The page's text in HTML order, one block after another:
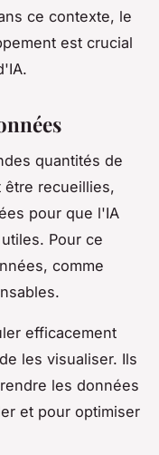
ce contexte, le
est crucial
quantités de
recueillies,
pour que l'IA
Pour ce
comme
efficacement
les visualiser. Ils
les données
et pour optimiser